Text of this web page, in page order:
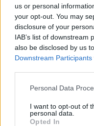
us or personal
your opt-out. You may
disclosure of your
IAB’s list of downstream
also be disclosed by us
Downstream Participants
Personal Data
I want to opt-out of
personal data.
Opted In
0COMMENTS